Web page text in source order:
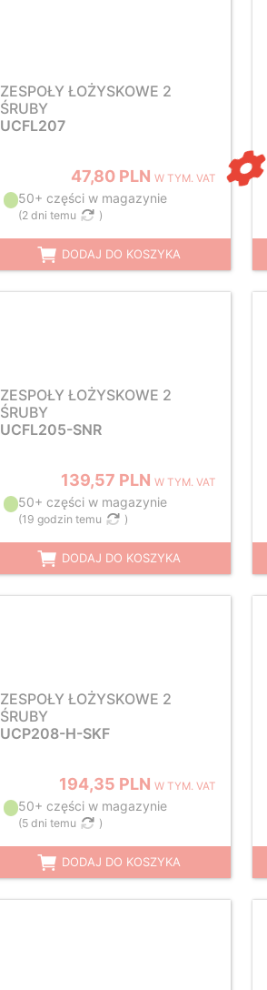
ZESPOŁY ŁOŻYSKOWE 2
ŚRUBY
UCFL207
47,80 PLN W TYM. VAT
50+ części w magazynie
(2 dni temu )
DODAJ DO KOSZYKA
ZESPOŁY ŁOŻYSKOWE 2
ŚRUBY
UCFL205-SNR
139,57 PLN W TYM. VAT
50+ części w magazynie
(19 godzin temu )
DODAJ DO KOSZYKA
ZESPOŁY ŁOŻYSKOWE 2
ŚRUBY
UCP208-H-SKF
194,35 PLN W TYM. VAT
50+ części w magazynie
(5 dni temu )
DODAJ DO KOSZYKA